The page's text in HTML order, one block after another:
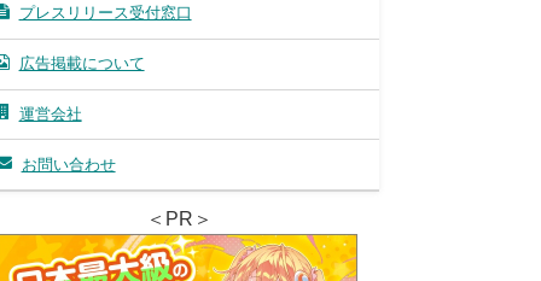
プレスリリース受付窓口
広告掲載について
運営会社
お問い合わせ
＜PR＞